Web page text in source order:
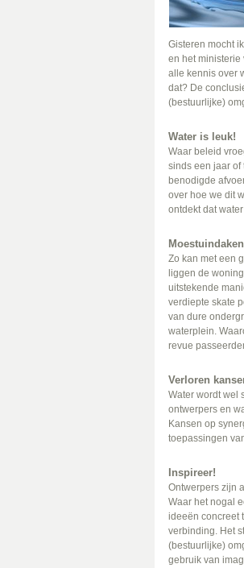
Gisteren mocht
en het ministerie
alle kennis over
dat? De
(bestuurlijke)
Water is leuk!
Waar beleid
sinds een jaar of
benodigde
over hoe we dit
ontdekt dat
Moestuindaken
Zo kan met een
liggen de
uitstekende
verdiepte skate
van dure
waterplein.
revue
Verloren
Water wordt wel
ontwerpers en
Kansen op
toepassingen
Inspireer!
Ontwerpers zijn
Waar het nogal
ideeën concreet
verbinding. Het
(bestuurlijke)
gebruik van